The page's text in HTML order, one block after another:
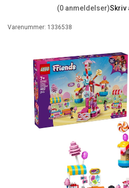
(0 anmeldelser)Skriv
Varenummer: 1336538